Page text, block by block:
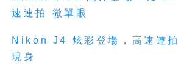
速連拍
微單眼
Nikon J4 炫彩登場，高速連拍
現身